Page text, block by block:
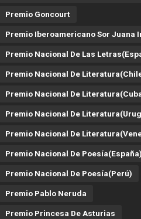
Premio Goncourt
Premio Iberoamericano Sor Juana
Premio Nacional De Las
Premio Nacional De
Premio Nacional De
Premio Nacional De
Premio Nacional De
Premio Nacional De Poesía(España)
Premio Nacional De Poesía(Perú)
Premio Pablo Neruda
Premio Princesa De Asturias